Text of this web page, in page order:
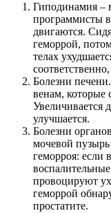
Гиподинамия –
программисты
двигаются.
геморрой,
телах
Болезни
венам, которые
Увеличивается
улучшается.
Болезни
мочевой пузырь
геморроя: если
провоцируют
геморрой
простатите.